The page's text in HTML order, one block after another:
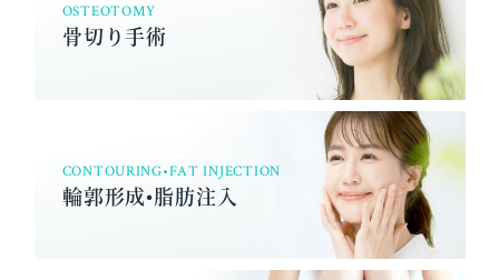
OSTEOTOMY
骨切り手術
CONTOURING•FAT INJECTION
輪郭形成•脂肪注入